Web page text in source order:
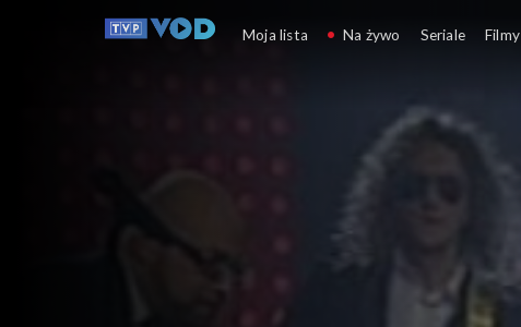
Kulturalni
Moja lista Na żywo Seriale Filmy